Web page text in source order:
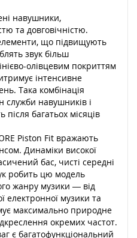
навушники,
та довговічністю.
що підвищують
звук більш
олівцевим покриттям
інтенсивне
Така комбінація
служби навушників і
після багатьох місяців
Piston Fit вражають
Динаміки високої
бас, чисті середні
робить цю модель
жанру музики — від
електронної музики та
максимально природне
окремих частот.
є багатофункціональний